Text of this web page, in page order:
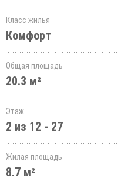
Класс жилья
Комфорт
Общая площадь
20.3 м²
Этаж
2 из 12 - 27
Жилая площадь
8.7 м²